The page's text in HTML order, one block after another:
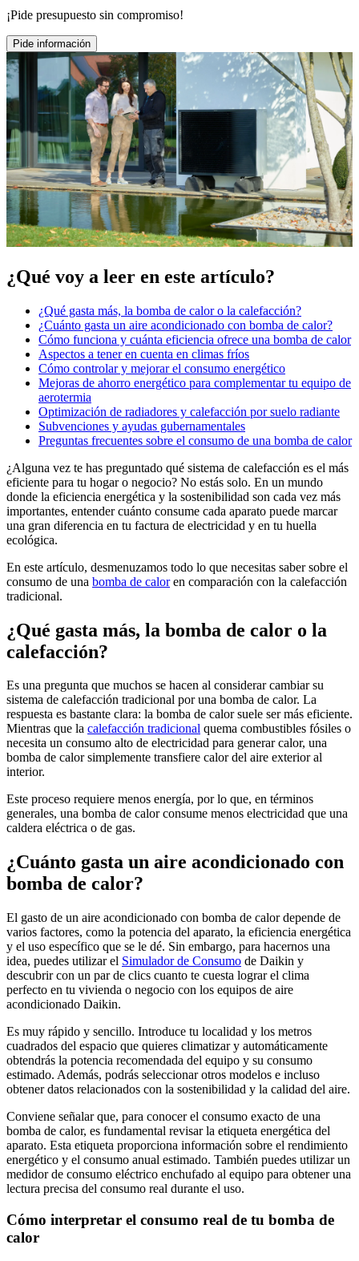
¡Pide presupuesto sin compromiso!
Pide información
¿Qué voy a leer en este artículo?
¿Qué gasta más, la bomba de calor o la calefacción?
¿Cuánto gasta un aire acondicionado con bomba de calor?
Cómo funciona y cuánta eficiencia ofrece una bomba de calor
Aspectos a tener en cuenta en climas fríos
Cómo controlar y mejorar el consumo energético
Mejoras de ahorro energético para complementar tu equipo de
aerotermia
Optimización de radiadores y calefacción por suelo radiante
Subvenciones y ayudas gubernamentales
Preguntas frecuentes sobre el consumo de una bomba de calor
¿Alguna vez te has preguntado qué sistema de calefacción es el más
eficiente para tu hogar o negocio? No estás solo. En un mundo
donde la eficiencia energética y la sostenibilidad son cada vez más
importantes, entender cuánto consume cada aparato puede marcar
una gran diferencia en tu factura de electricidad y en tu huella
ecológica.
En este artículo, desmenuzamos todo lo que necesitas saber sobre el
consumo de una bomba de caloren comparación con la calefacción
tradicional.
¿Qué gasta más, la bomba de calor o la
calefacción?
Es una pregunta que muchos se hacen al considerar cambiar su
sistema de calefacción tradicional por una bomba de calor. La
respuesta es bastante clara: la bomba de calor suele ser más eficiente.
Mientras que la calefacción tradicional quema combustibles fósiles o
necesita un consumo alto de electricidad para generar calor, una
bomba de calor simplemente transfiere calor del aire exterior al
interior.
Este proceso requiere menos energía, por lo que, en términos
generales, una bomba de calor consume menos electricidad que una
caldera eléctrica o de gas.
¿Cuánto gasta un aire acondicionado con
bomba de calor?
El gasto de un aire acondicionado con bomba de calor depende de
varios factores, como la potencia del aparato, la eficiencia energética
y el uso específico que se le dé. Sin embargo, para hacernos una
idea, puedes utilizar el Simulador de Consumo de Daikin y
descubrir con un par de clics cuanto te cuesta lograr el clima
perfecto en tu vivienda o negocio con los equipos de aire
acondicionado Daikin.
Es muy rápido y sencillo. Introduce tu localidad y los metros
cuadrados del espacio que quieres climatizar y automáticamente
obtendrás la potencia recomendada del equipo y su consumo
estimado. Además, podrás seleccionar otros modelos e incluso
obtener datos relacionados con la sostenibilidad y la calidad del aire.
Conviene señalar que, para conocer el consumo exacto de una
bomba de calor, es fundamental revisar la etiqueta energética del
aparato. Esta etiqueta proporciona información sobre el rendimiento
energético y el consumo anual estimado. También puedes utilizar un
medidor de consumo eléctrico enchufado al equipo para obtener una
lectura precisa del consumo real durante el uso.
Cómo interpretar el consumo real de tu bomba de
calor